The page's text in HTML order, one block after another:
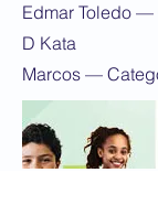
Edmar Toledo —
D Kata
Marcos —